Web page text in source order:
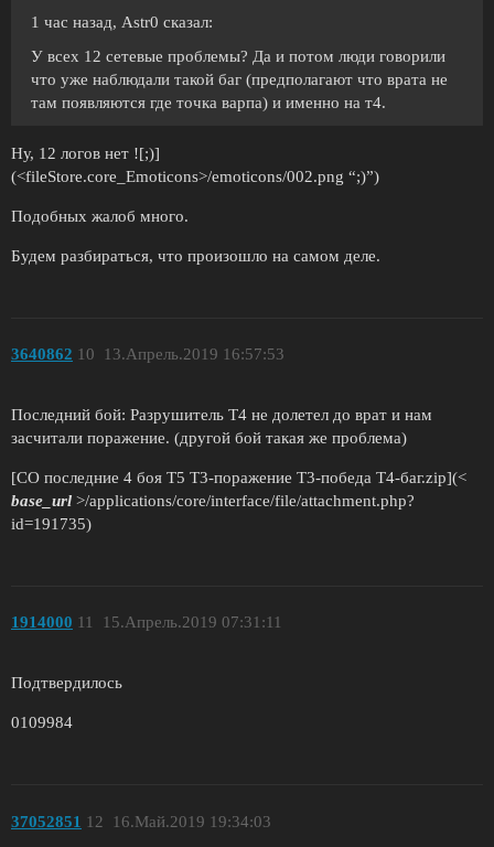
1 час назад, Astr0 сказал:
У всех 12 сетевые проблемы? Да и потом люди говорили
что уже наблюдали такой баг (предполагают что врата не
там появляются где точка варпа) и именно на т4.
Ну, 12 логов нет ![;)]
(<fileStore.core_Emoticons>/emoticons/002.png “;)”)
Подобных жалоб много.
Будем разбираться, что произошло на самом деле.
3640862 13.Апрель.2019 16:57:53
10
Последний бой: Разрушитель Т4 не долетел до врат и нам
засчитали поражение. (другой бой такая же проблема)
[СО последние 4 боя Т5 Т3-поражение Т3-победа Т4-баг.zip](<
base_url >/applications/core/interface/file/attachment.php?
id=191735)
1914000 15.Апрель.2019 07:31:11
11
Подтвердилось
0109984
37052851 16.Май.2019 19:34:03
12